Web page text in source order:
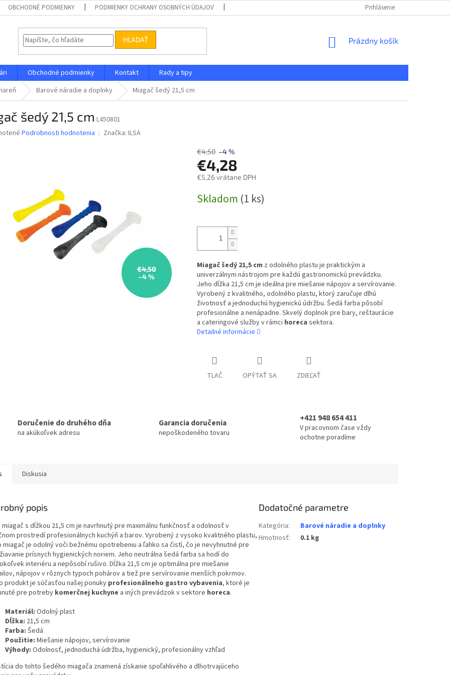
OBCHODNÉ PODMIENKY PODMIENKY OCHRANY OSOBNÝCH ÚDAJOV DOPRAVA A PLATBA
Prihlásenie
HĽADAŤ
NÁKUPNÝ
Prázdny košík
Obchodné podmienky Kontakt
Rady a tipy
Barové náradie a doplnky Miagač šedý 21,5 cm
šedý 21,5 cm L450801
Podrobnosti hodnotenia Značka: ILSA
€4,50
–4 %
€4,50 –4 %
€4,28
€5,26 vrátane DPH
cena:
Skladom (1 ks)
Miagač šedý 21,5 cm z odolného plastu je praktickým a
univerzálnym nástrojom pre každú gastronomickú prevádzku.
Jeho dĺžka 21,5 cm je ideálna pre miešanie nápojov a servírovanie.
Vyrobený z kvalitného, odolného plastu, ktorý zaručuje dlhú
životnosť a jednoduchú hygienickú údržbu. Šedá farba pôsobí
profesionálne a nenápadne. Skvelý doplnok pre bary, reštaurácie
a cateringové služby v rámci horeca sektora.
Detailné informácie
TLAČ OPÝTAŤ SA ZDIEĽAŤ
Doručenie do druhého dňa
na akúkoľvek adresu
Garancia doručenia
nepoškodeného tovaru
+421 948 654 411
V pracovnom čase vždy
ochotne poradíme
Diskusia
popis
miagač s dĺžkou 21,5 cm je navrhnutý pre maximálnu funkčnosť a odolnosť v
prostredí profesionálnych kuchýň a barov. Vyrobený z vysoko kvalitného plastu,
miagač je odolný voči bežnému opotrebeniu a ľahko sa čistí, čo je nevyhnutné pre
prísnych hygienických noriem. Jeho neutrálna šedá farba sa hodí do
interiéru a nepôsobí rušivo. Dĺžka 21,5 cm je optimálna pre miešanie
nápojov v rôznych typoch pohárov a tiež pre servírovanie menších pokrmov.
produkt je súčasťou našej ponuky profesionálneho gastro vybavenia, ktoré je
pre potreby komerčnej kuchyne a iných prevádzok v sektore horeca.
Materiál: Odolný plast
Dĺžka: 21,5 cm
Farba: Šedá
Použitie: Miešanie nápojov, servírovanie
Výhody: Odolnosť, jednoduchá údržba, hygienický, profesionálny vzhľad
do tohto šedého miagača znamená získanie spoľahlivého a dlhotrvajúceho
Dodatočné parametre
Kategória:
Barové náradie a doplnky
Hmotnosť: 0.1 kg